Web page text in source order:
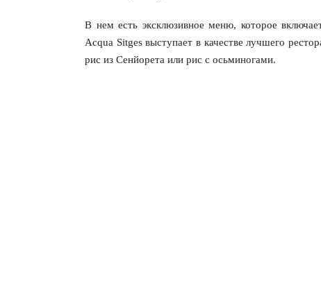
В нем есть эксклюзивное меню, которое
Acqua Sitges выступает в качестве лучшего
рис из Сенйорета или рис с осьминогами.